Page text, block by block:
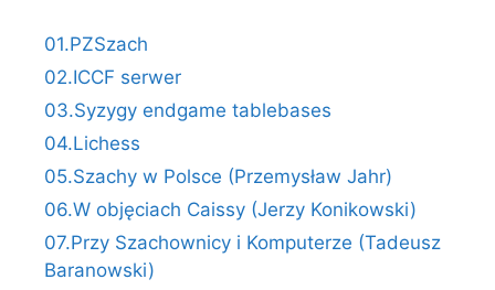
01.PZSzach
02.ICCF serwer
03.Syzygy endgame tablebases
04.Lichess
05.Szachy w Polsce (Przemysław Jahr)
06.W objęciach Caissy (Jerzy Konikowski)
07.Przy Szachownicy i Komputerze (Tadeusz
Baranowski)